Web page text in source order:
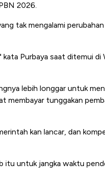
2026.
tak mengalami
Purbaya saat ditemui di
lebih longgar untuk
membayar tunggakan
kan lancar, dan
itu untuk jangka waktu